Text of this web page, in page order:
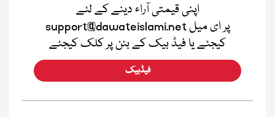
اپنی قیمتی آراء دینے کے لئے
support@dawateislami.net پر ای میل
کیجئے یا فیڈ بیک کے بٹن پر کلک کیجئے
فیڈبیک